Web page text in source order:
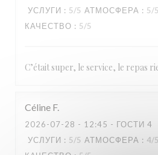
УСЛУГИ : 5/5 АТМОСФЕРА : 5/5
КАЧЕСТВО : 5/5
C’était super, le service, le repas
Céline F
2026-07-28 - 12:45 - ГОСТИ 4
УСЛУГИ : 5/5 АТМОСФЕРА : 4/5